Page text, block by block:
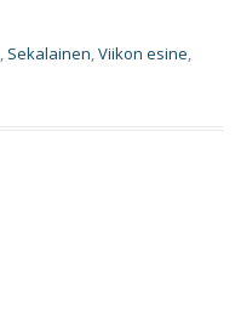
, Sekalainen,Viikon esine,